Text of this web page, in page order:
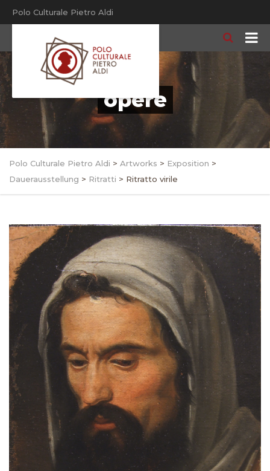
Polo Culturale Pietro Aldi
opere
Polo Culturale Pietro Aldi > Artworks > Exposition >
Dauerausstellung > Ritratti > Ritratto virile